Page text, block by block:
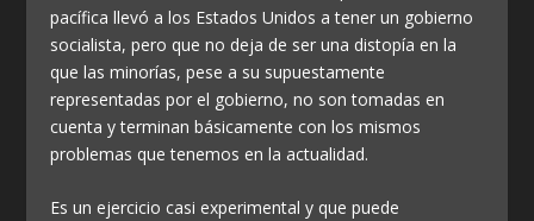
pacífica llevó a los Estados Unidos a tener un gobierno
socialista, pero que no deja de ser una distopía en la
que las minorías, pese a su supuestamente
representadas por el gobierno, no son tomadas en
cuenta y terminan básicamente con los mismos
problemas que tenemos en la actualidad.
Es un ejercicio casi experimental y que puede